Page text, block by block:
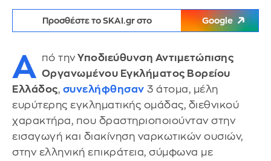
Προσθέστε το SKAI.gr στο Google
Α πό την Υποδιεύθυνση Αντιμετώπισης
Οργανωμένου Εγκλήματος Βορείου
Ελλάδος, συνελήφθησαν 3 άτομα, μέλη
ευρύτερης εγκληματικής ομάδας, διεθνικού
χαρακτήρα, που δραστηριοποιούνταν στην
εισαγωγή και διακίνηση ναρκωτικών ουσιών,
στην ελληνική επικράτεια, σύμφωνα με